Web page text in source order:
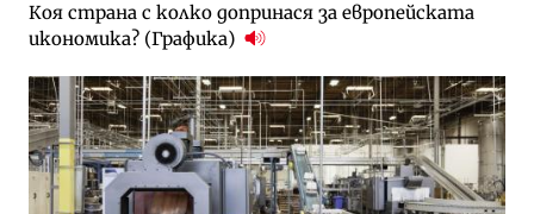
Коя страна с колко допринася за европейската
икономика? (Графика)